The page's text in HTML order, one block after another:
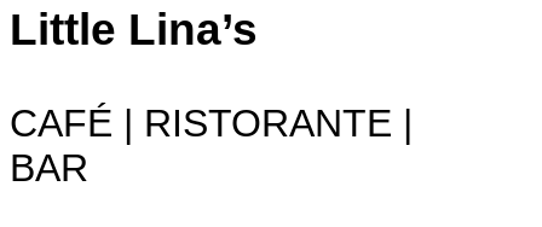
Little Lina’s
CAFÉ | RISTORANTE |
BAR